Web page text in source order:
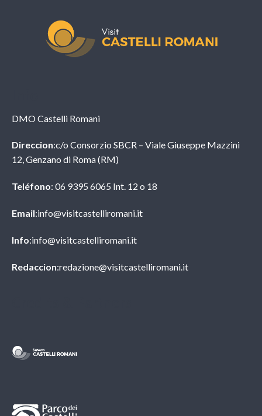
DMO Castelli Romani
Direccion:c/o Consorzio SBCR – Viale Giuseppe Mazzini
12, Genzano di Roma (RM)
Teléfono: 06 9395 6065 Int. 12 o 18
Email:info@visitcastelliromani.it
Info:info@visitcastelliromani.it
Redaccion:redazione@visitcastelliromani.it